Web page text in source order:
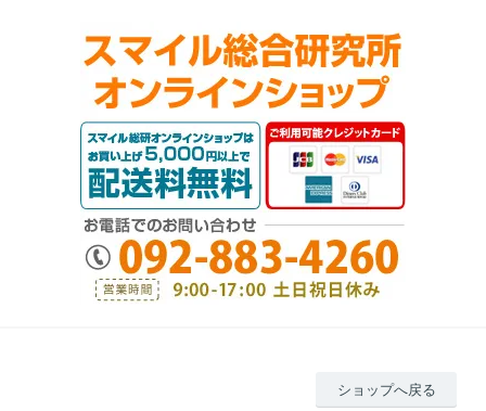
ショップへ戻る